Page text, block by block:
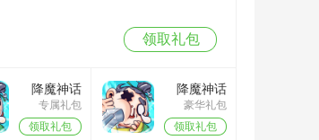
领取礼包
降魔神话
（满V元宝天
天送）
专属礼包
领取礼包
降魔神话
（满V元宝天
天送）
豪华礼包
领取礼包